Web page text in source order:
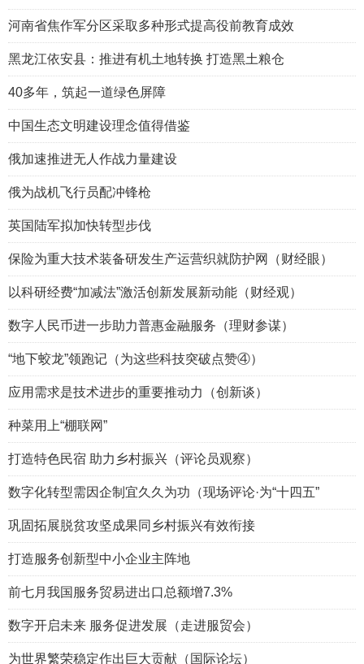
河南省焦作军分区采取多种形式提高役前教育成效
黑龙江依安县：推进有机土地转换 打造黑土粮仓
40多年，筑起一道绿色屏障
中国生态文明建设理念值得借鉴
俄加速推进无人作战力量建设
俄为战机飞行员配冲锋枪
英国陆军拟加快转型步伐
保险为重大技术装备研发生产运营织就防护网（财经眼）
以科研经费“加减法”激活创新发展新动能（财经观）
数字人民币进一步助力普惠金融服务（理财参谋）
“地下蛟龙”领跑记（为这些科技突破点赞④）
应用需求是技术进步的重要推动力（创新谈）
种菜用上“棚联网”
打造特色民宿 助力乡村振兴（评论员观察）
数字化转型需因企制宜久久为功（现场评论·为“十四五”
巩固拓展脱贫攻坚成果同乡村振兴有效衔接
打造服务创新型中小企业主阵地
前七月我国服务贸易进出口总额增7.3%
数字开启未来 服务促进发展（走进服贸会）
为世界繁荣稳定作出巨大贡献（国际论坛）